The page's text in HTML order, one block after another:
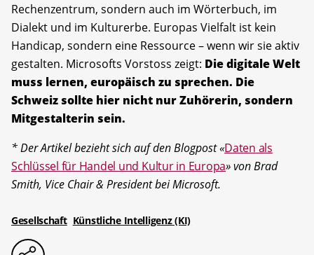
Rechenzentrum, sondern auch im Wörterbuch, im
Dialekt und im Kulturerbe. Europas Vielfalt ist kein
Handicap, sondern eine Ressource – wenn wir sie aktiv
gestalten. Microsofts Vorstoss zeigt: Die digitale Welt
muss lernen, europäisch zu sprechen. Die
Schweiz sollte hier nicht nur Zuhörerin, sondern
Mitgestalterin sein.
* Der Artikel bezieht sich auf den Blogpost «Daten als
Schlüssel für Handel und Kultur in Europa» von Brad
Smith, Vice Chair & President bei Microsoft.
Gesellschaft Künstliche Intelligenz (KI)